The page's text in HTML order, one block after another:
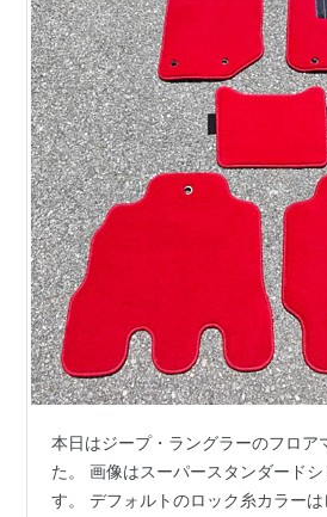
本日はジープ・ラングラーのフロア
た。 画像はスーパースタンダード
す。 デフォルトのロック糸カラー